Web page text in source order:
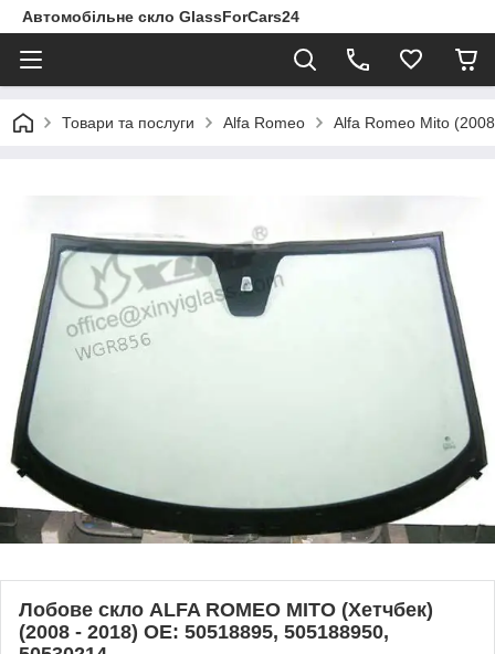
Автомобільне скло GlassForCars24
Товари та послуги Alfa Romeo Alfa Romeo Mito
Лобове скло ALFA ROMEO MITO (Хетчбек)
(2008 - 2018) OE: 50518895, 505188950,